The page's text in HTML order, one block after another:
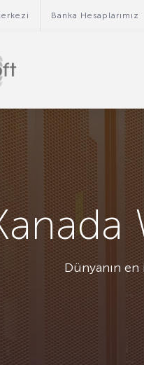
Banka Hesaplarımız
Dünyanın